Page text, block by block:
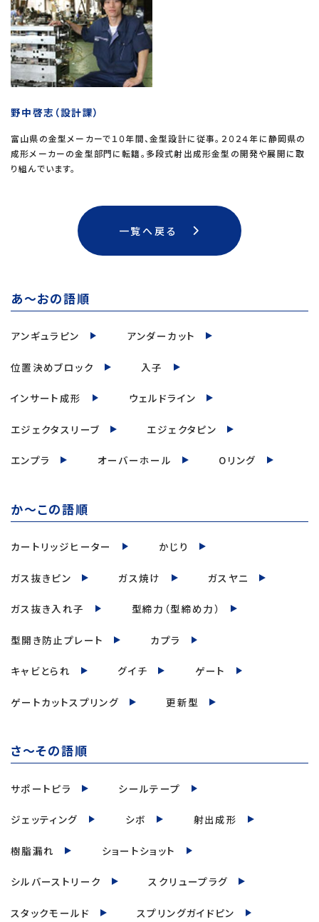
野中啓志（設計課）
富山県の金型メーカーで１０年間、金型設計に従事。２０２４年に静岡県の
成形メーカーの金型部門に転籍。多段式射出成形金型の開発や展開に取
り組んでいます。
一覧へ戻る
あ～おの語順
アンギュラピン アンダーカット
位置決めブロック 入子
インサート成形 ウェルドライン
エジェクタスリーブ エジェクタピン
エンプラ オーバーホール Oリング
か～この語順
カートリッジヒーター かじり
ガス抜きピン ガス焼け ガスヤニ
ガス抜き入れ子 型締力（型締め力）
型開き防止プレート カプラ
キャビとられ グイチ ゲート
ゲートカットスプリング 更新型
さ～その語順
サポートピラ シールテープ
ジェッティング シボ 射出成形
樹脂漏れ ショートショット
シルバーストリーク スクリュープラグ
スタックモールド スプリングガイドピン